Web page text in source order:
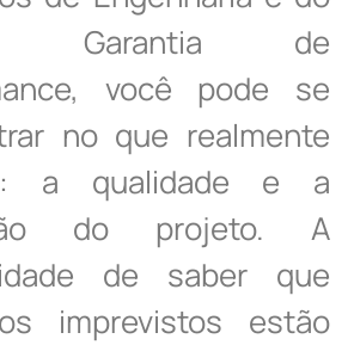
Garantia de
você pode se
no que realmente
a qualidade e a
do projeto. A
de saber que
imprevistos estão